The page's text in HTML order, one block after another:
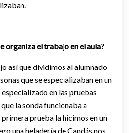
organiza el trabajo en el aula?
así que dividimos al alumnado
que se especializaban en un
en las pruebas
la sonda funcionaba a
prueba la hicimos en un
una heladería de Candás nos